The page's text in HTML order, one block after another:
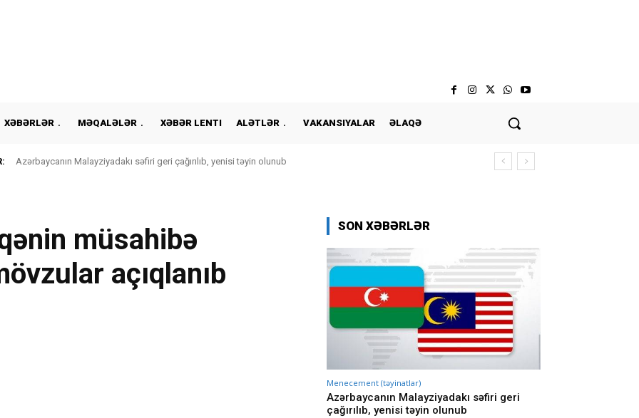
XƏBƏRLƏR MƏQALƏLƏR XƏBƏR LENTI ALƏTLƏR VAKANSIYALAR ƏLAQƏ
Azərbaycanın Malayziyadakı səfiri geri çağırılıb, yenisi təyin olunub
müsahibə
açıqlanıb
SON XƏBƏRLƏR
Menecement (təyinatlar)
Azərbaycanın Malayziyadakı səfiri geri
çağırılıb, yenisi təyin olunub